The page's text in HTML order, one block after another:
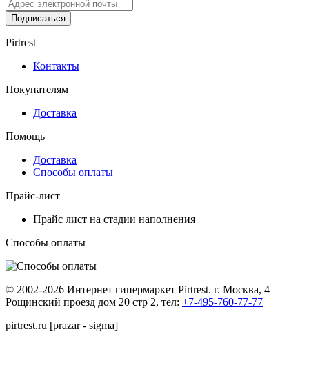
Подписаться
Pirtrest
Контакты
Покупателям
Доставка
Помощь
Доставка
Способы оплаты
Прайс-лист
Прайс лист на стадии наполнения
Способы оплаты
© 2002-2026 Интернет гипермаркет Pirtrest. г. Москва, 4
Рощинский проезд дом 20 стр 2, тел: +7-495-760-77-77
pirtrest.ru [prazar - sigma]